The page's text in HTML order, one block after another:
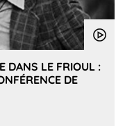
DANS LE FRIOUL :
DE